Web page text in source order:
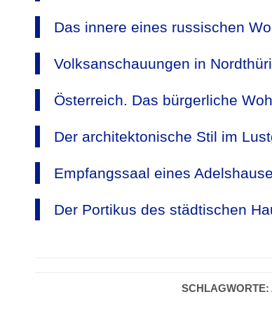
Das innere eines russischen
Volksanschauungen in
Österreich. Das bürgerliche
Der architektonische Stil im
Empfangssaal eines
Der Portikus des städtischen
SCHLAGWORTE: